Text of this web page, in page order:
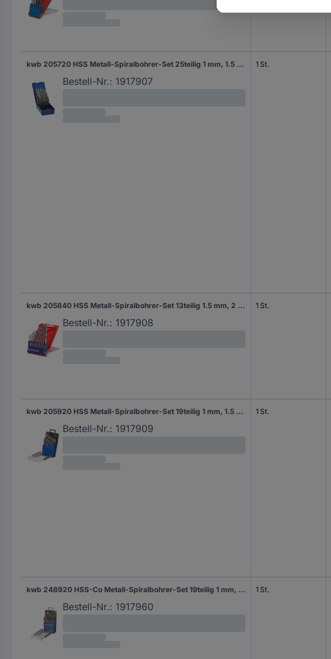
kwb 205720 HSS Metall-Spiralbohrer-Set 25teilig 1 mm, 1.5 mm, 2 mm, 2.5 mm, 3 mm, 3.5 mm, 4 mm, 4.5 mm, 5 mm, 5.5 mm, 6 mm, 6.5 mm, 7 mm, 7.5 mm, 8 mm, 8.5 mm, 9 mm, 9.5 mm, 10 mm, 10.5 mm, 11 mm, 11.5 mm, 12 mm, 12.5 mm, 13 mm DIN 338 Zylinderschaft 1 St.
Bestell-Nr.: 1917907
1 St.
kwb 205840 HSS Metall-Spiralbohrer-Set 13teilig 1.5 mm, 2 mm, 2.5 mm, 3 mm, 3.2 mm, 3.5 mm, 4 mm, 4.2 mm, 4.5 mm, 5 mm DIN 338 Zylinderschaft 1 St.
Bestell-Nr.: 1917908
1 St.
kwb 205920 HSS Metall-Spiralbohrer-Set 19teilig 1 mm, 1.5 mm, 2 mm, 2.5 mm, 3 mm, 3.5 mm, 4 mm, 4.5 mm, 5 mm, 5.5 mm, 6 mm, 6.5 mm, 7 mm, 8 mm, 8.5 mm, 9 mm, 9.5 mm, 10 mm DIN 338 Zylinderschaft 1 St.
Bestell-Nr.: 1917909
1 St.
kwb 248920 HSS-Co Metall-Spiralbohrer-Set 19teilig 1 mm, 1.5 mm, 2 mm, 2.5 mm, 3 mm, 3.5 mm, 4 mm, 4.5 mm, 5 mm, 5.5 mm, 6 mm, 6.5 mm, 7 mm, 7.5 mm, 8 mm, 8.5 mm, 9 mm, 9.5 mm, 10 mm M35 DIN 338 Zylinderschaft 1 St.
Bestell-Nr.: 1917960
1 St.